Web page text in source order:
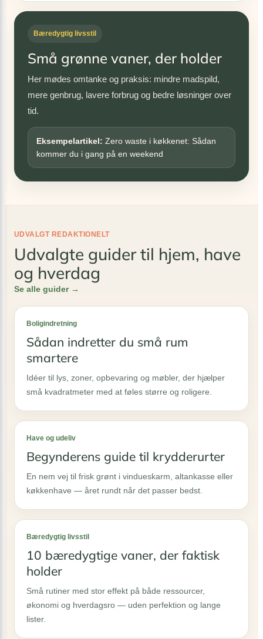
Bæredygtig livsstil
Små grønne vaner, der holder
Her mødes omtanke og praksis: mindre madspild,
mere genbrug, lavere forbrug og bedre løsninger over
tid.
Eksempelartikel: Zero waste i køkkenet: Sådan
kommer du i gang på en weekend
UDVALGT REDAKTIONELT
Udvalgte guider til hjem, have
og hverdag
Se alle guider →
Boligindretning
Sådan indretter du små rum
smartere
Idéer til lys, zoner, opbevaring og møbler, der hjælper
små kvadratmeter med at føles større og roligere.
Have og udeliv
Begynderens guide til krydderurter
En nem vej til frisk grønt i vindueskarm, altankasse eller
køkkenhave — året rundt når det passer bedst.
Bæredygtig livsstil
10 bæredygtige vaner, der faktisk
holder
Små rutiner med stor effekt på både ressourcer,
økonomi og hverdagsro — uden perfektion og lange
lister.